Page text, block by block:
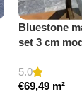
Bluestone
set 3 cm
5.0
€69,49 m²